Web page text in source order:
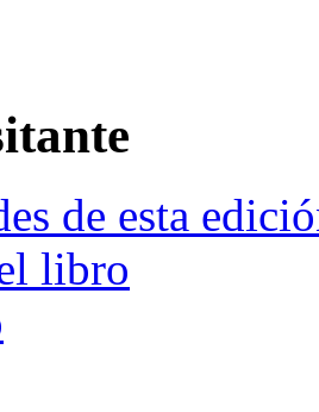
de esta
libro